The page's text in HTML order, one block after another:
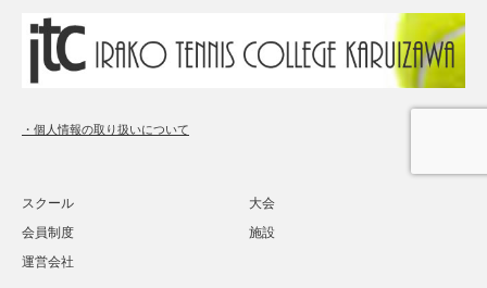
・個人情報の取り扱いについて
スクール
大会
会員制度
施設
運営会社